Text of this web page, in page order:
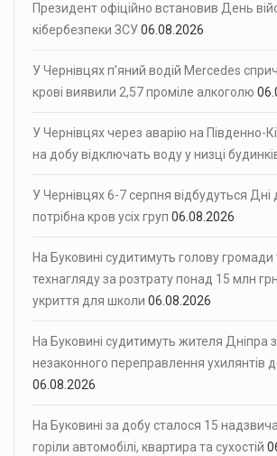
Президент офіційно встановив День
кібербезпеки ЗСУ06.08.2026
У Чернівцях п’яний водій Mercedes
крові виявили 2,57 проміле алкоголю
У Чернівцях через аварію на Південно-
на добу відключать воду у низці
У Чернівцях 6-7 серпня відбудуться Дні
потрібна кров усіх груп 06.08.2026
На Буковині судитимуть голову громади
технагляду за розтрату понад 15 млн
укриття для школи 06.08.2026
На Буковині судитимуть жителя Дніпра
незаконного переправлення ухилянтів
06.08.2026
На Буковині за добу сталося 15
горіли автомобілі, квартира та сухостій